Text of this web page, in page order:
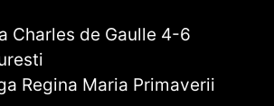
Charles de Gaulle 4-6
Regina Maria Primaverii